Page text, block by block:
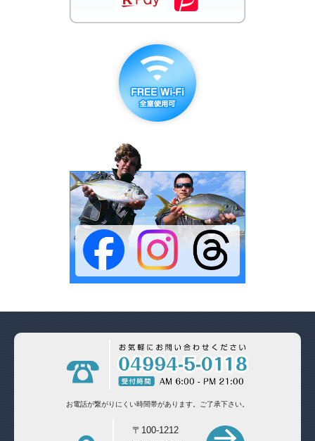
お電話が繋がりにくい時間帯があります。 ご了承下さい。
〒100-1212